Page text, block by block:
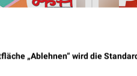
„Ablehnen“ wird die